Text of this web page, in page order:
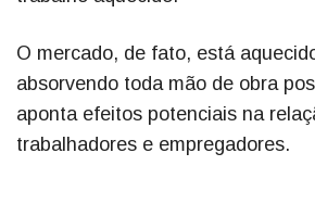
O mercado, de fato, está
absorvendo toda mão de obra
aponta efeitos potenciais na
trabalhadores e empregadores.